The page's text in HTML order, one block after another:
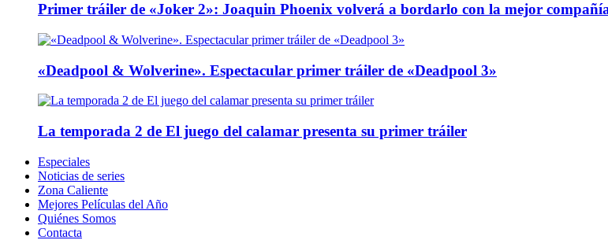
Primer tráiler de «Joker 2»: Joaquin Phoenix volverá a bordarlo con la mejor
«Deadpool & Wolverine». Espectacular primer tráiler de «Deadpool 3»
La temporada 2 de El juego del calamar presenta su primer tráiler
Especiales
Noticias de series
Zona Caliente
Mejores Películas del Año
Quiénes Somos
Contacta